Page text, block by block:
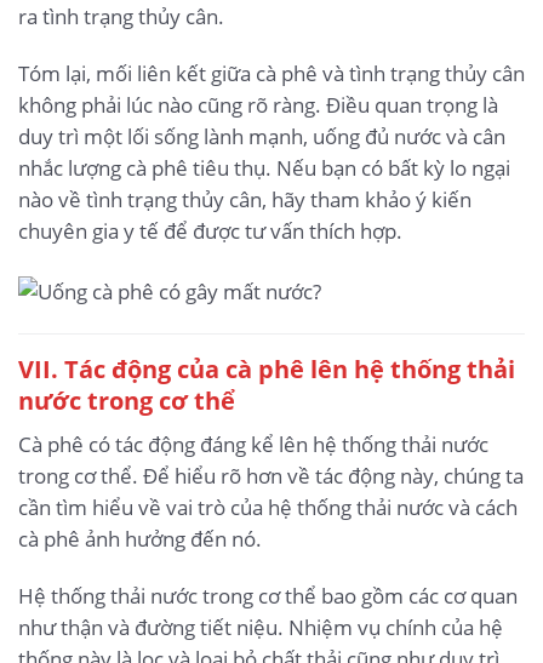
ra tình trạng thủy cân.
Tóm lại, mối liên kết giữa cà phê và tình trạng thủy cân
không phải lúc nào cũng rõ ràng. Điều quan trọng là
duy trì một lối sống lành mạnh, uống đủ nước và cân
nhắc lượng cà phê tiêu thụ. Nếu bạn có bất kỳ lo ngại
nào về tình trạng thủy cân, hãy tham khảo ý kiến ​​
chuyên gia y tế để được tư vấn thích hợp.
VII. Tác động của cà phê lên hệ thống thải
nước trong cơ thể
Cà phê có tác động đáng kể lên hệ thống thải nước
trong cơ thể. Để hiểu rõ hơn về tác động này, chúng ta
cần tìm hiểu về vai trò của hệ thống thải nước và cách
cà phê ảnh hưởng đến nó.
Hệ thống thải nước trong cơ thể bao gồm các cơ quan
như thận và đường tiết niệu. Nhiệm vụ chính của hệ